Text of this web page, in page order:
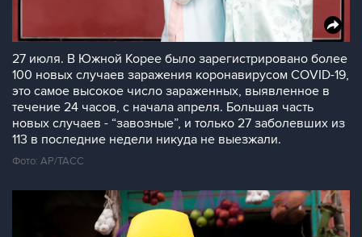
27 июля. В Южной Корее было зарегистрировано более
100 новых случаев заражения коронавирусом COVID-19,
это самое высокое число зараженных, выявленное в
течение 24 часов, с начала апреля. Большая часть
новых случаев - “завозные”, и только 27 заболевших из
113 в последние недели никуда не выезжали.
Фото: AP/ТАСС